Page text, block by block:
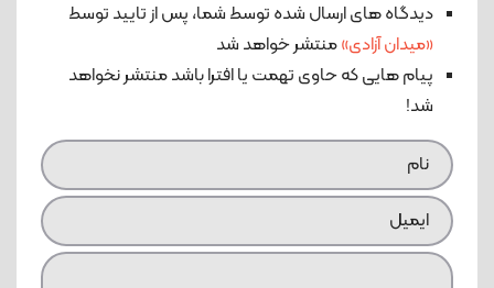
دیدگاه های ارسال شده توسط شما، پس از تایید توسط
«میدان آزادی»منتشر خواهد شد
پیام هایی که حاوی تهمت یا افترا باشد منتشر نخواهد
شد!